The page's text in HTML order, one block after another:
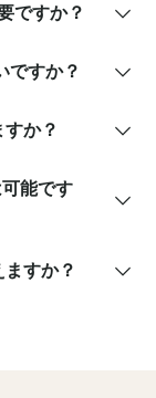
ですか？
ですか？
か？
能です
すか？